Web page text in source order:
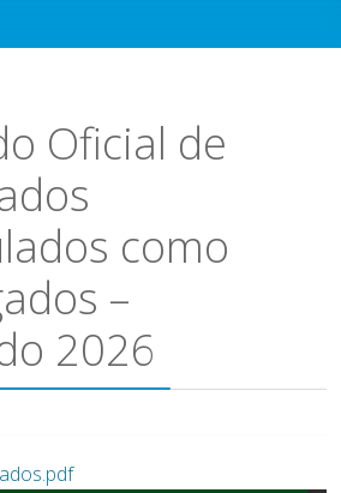
Oficial de
como
–
2026